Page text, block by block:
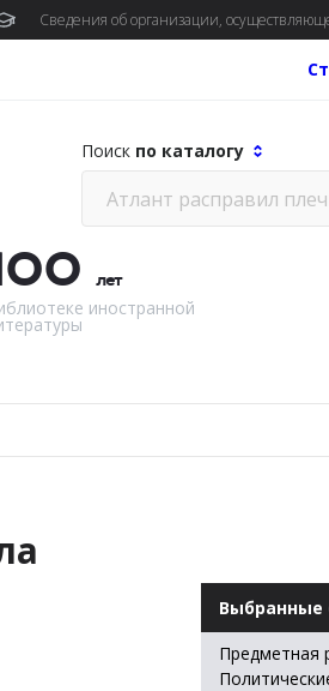
Сведения об организации,
Поиск по каталогу
лет
иностранной
Предметная